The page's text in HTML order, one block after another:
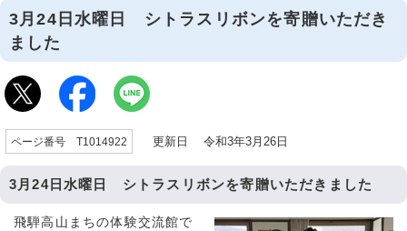
3月24日水曜日 シトラスリボンを寄贈いただき
ました
ページ番号 T1014922 更新日 令和3年3月26日
3月24日水曜日 シトラスリボンを寄贈いただきました
飛騨高山まちの体験交流館で